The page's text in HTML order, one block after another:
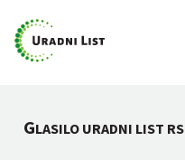
GLASILO URADNI LIST RS